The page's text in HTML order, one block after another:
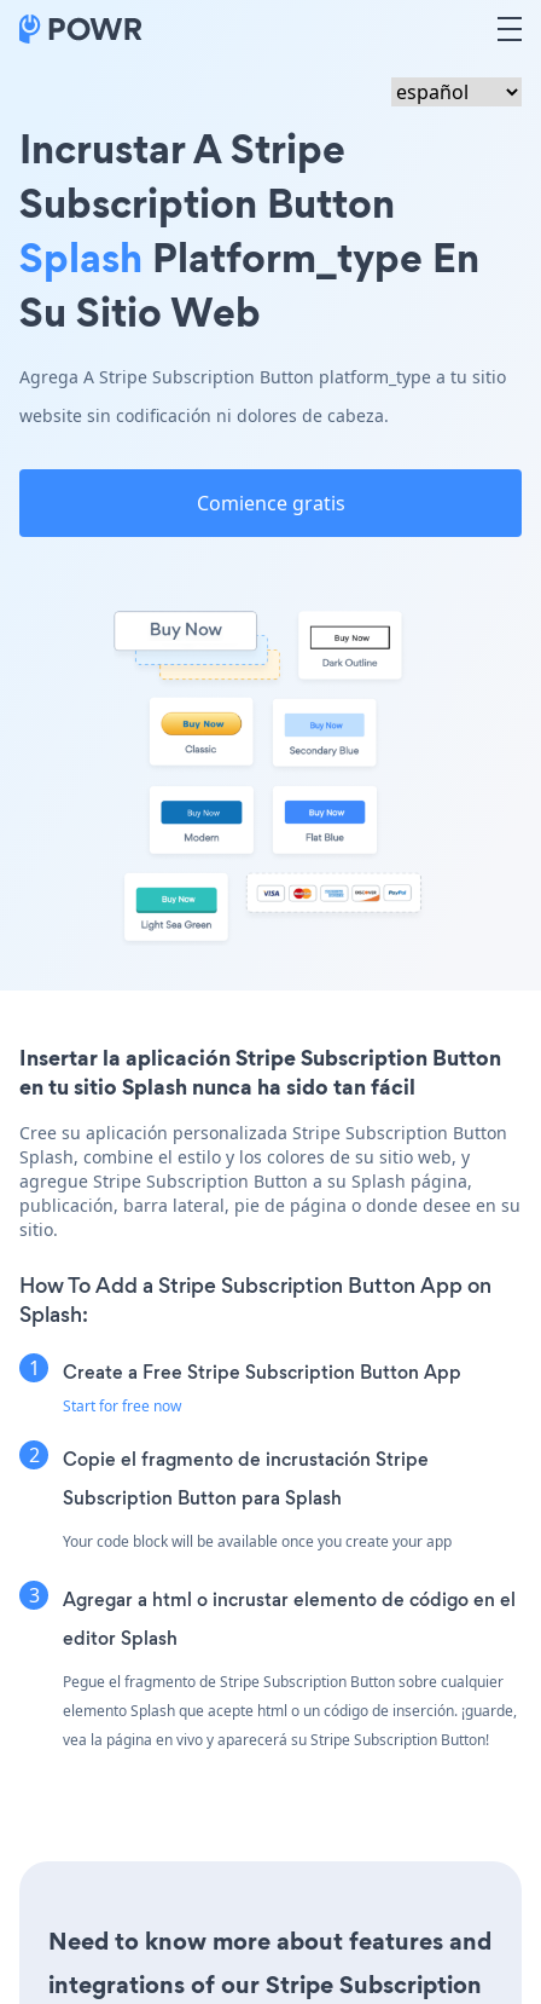
Incrustar A Stripe
Subscription Button
Splash Platform_type En
Su Sitio Web
Agrega A Stripe Subscription Button platform_type a tu sitio
website sin codificación ni dolores de cabeza.
Comience gratis
Insertar la aplicación Stripe Subscription Button
en tu sitio Splash nunca ha sido tan fácil
Cree su aplicación personalizada Stripe Subscription Button
Splash, combine el estilo y los colores de su sitio web, y
agregue Stripe Subscription Button a su Splash página,
publicación, barra lateral, pie de página o donde desee en su
sitio.
How To Add a Stripe Subscription Button App on
Splash:
Create a Free Stripe Subscription Button App
Start for free now
Copie el fragmento de incrustación Stripe
Subscription Button para Splash
Your code block will be available once you create your app
Agregar a html o incrustar elemento de código en el
editor Splash
Pegue el fragmento de Stripe Subscription Button sobre cualquier
elemento Splash que acepte html o un código de inserción. ¡guarde,
vea la página en vivo y aparecerá su Stripe Subscription Button!
Need to know more about features and
integrations of our Stripe Subscription